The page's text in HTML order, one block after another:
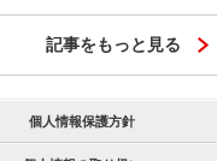
記事をもっと見る
個人情報保護方針